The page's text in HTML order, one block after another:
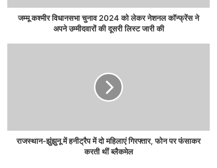
जम्मू कश्मीर विधानसभा चुनाव 2024 को लेकर नेशनल कॉन्फ्रेंस ने
अपने उम्मीदवारों की दूसरी लिस्ट जारी की
राजस्थान-झुंझुनू में हनीट्रैप में दो महिलाएं गिरफ्तार, फोन पर फंसाकर
करती थीं ब्लैकमेल